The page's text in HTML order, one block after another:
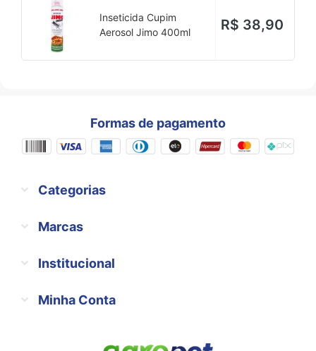
Inseticida Cupim
Aerosol Jimo 400ml
R$ 38,90
Formas de pagamento
Categorias
Marcas
Institucional
Minha Conta